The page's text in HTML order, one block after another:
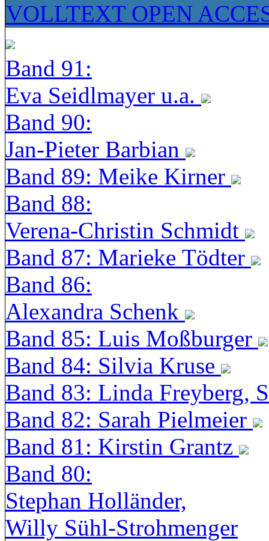
VOLLTEXT OPEN
Band 91:
Eva Seidlmayer u.a.
Band 90:
Jan-Pieter Barbian
Band 89: Meike Kirner
Band 88:
Verena-Christin Schmidt
Band 87: Marieke Tödter
Band 86:
Alexandra Schenk
Band 85: Luis Moßburger
Band 84: Silvia Kruse
Band 83: Linda Freyberg,
Band 82: Sarah Pielmeier
Band 81: Kirstin Grantz
Band 80:
Stephan Holländer,
Willy Sühl-Strohmenger